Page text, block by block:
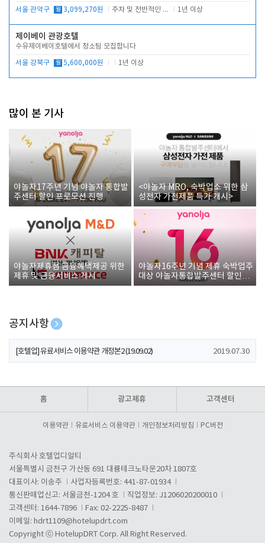
서울 관악구 월 3,099,270원 주차 및 전반적인 당번업무 1년 이상
제이베이 관광호텔
수유제이베이호텔에서 청소팀 모집합니다
서울 강북구 월 5,600,000원 1년 이상
많이 본 기사
야놀자17주년 기념 야놀자 통합발
주센터 할인 프로모션 진행
<야놀자 MRO, 숙박업소 위한 삼
성전자 가전제품 특가 개시>
야놀자제휴점 금융혜택제공 위한
제휴 및 금융서비스 게시
야놀자16주년 기념 제휴 숙박업주
대상 야놀자통합발주센터 할인쿠
폰 증정
공지사항
[호텔업] 개인정보 처리방침 개정본1 (19.09.02)
[호텔업] 유료서비스 이용약관 개정본2 (19.09.02) 2019.07.30
홈 광고제휴 고객센터
이용약관 유료서비스 이용약관 개인정보처리방침 PC버전
주식회사 호텔업디알티
서울특별시 금천구 가산동 691 대륭테크노타운20차 1807호
대표이사: 이송주
사업자등록번호: 441-87-01934
통신판매업신고: 서울금천-1204 호
직업정보: J1206020200010
고객센터: 1644-7896
Fax: 02-2225-8487
이메일: hdrt1109@hotelupdrt.com
Copyright ⓒ HotelupDRT Corp. All Right Reserved.